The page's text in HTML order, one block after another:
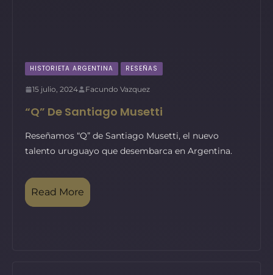
HISTORIETA ARGENTINA RESEÑAS
15 julio, 2024 Facundo Vazquez
“Q” De Santiago Musetti
Reseñamos “Q” de Santiago Musetti, el nuevo
talento uruguayo que desembarca en Argentina.
Read More